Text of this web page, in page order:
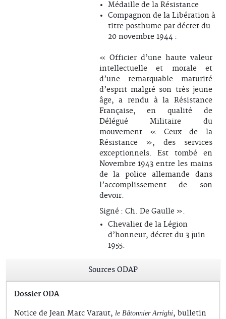
Médaille de la Résistance
Compagnon de la Libération à
titre posthume par décret du
20 novembre 1944 :
« Officier d’une haute valeur
intellectuelle et morale et
d’une remarquable maturité
d’esprit malgré son très jeune
âge, a rendu à la Résistance
Française, en qualité de
Délégué Militaire du
mouvement « Ceux de la
Résistance », des services
exceptionnels. Est tombé en
Novembre 1943 entre les mains
de la police allemande dans
l’accomplissement de son
devoir.
Signé : Ch. De Gaulle ».
Chevalier de la Légion
d’honneur, décret du 3 juin
1955.
Sources ODAP
Dossier ODA
Notice de Jean Marc Varaut, le Bâtonnier Arrighi, bulletin